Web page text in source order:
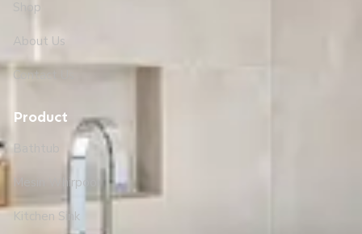
Shop
About Us
Contact Us
Product
Bathtub
Mesin Whirpool
Kitchen Sink